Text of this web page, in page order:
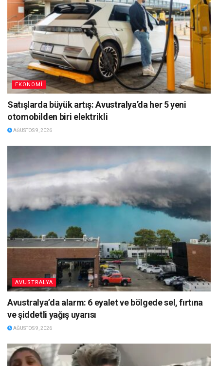
EKONOMİ
Satışlarda büyük artış: Avustralya’da her 5 yeni
otomobilden biri elektrikli
AĞUSTOS 9, 2026
AVUSTRALYA
Avustralya’da alarm: 6 eyalet ve bölgede sel, fırtına
ve şiddetli yağış uyarısı
AĞUSTOS 9, 2026